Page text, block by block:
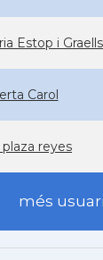
Estop i Graells
Carol
plaza reyes
més